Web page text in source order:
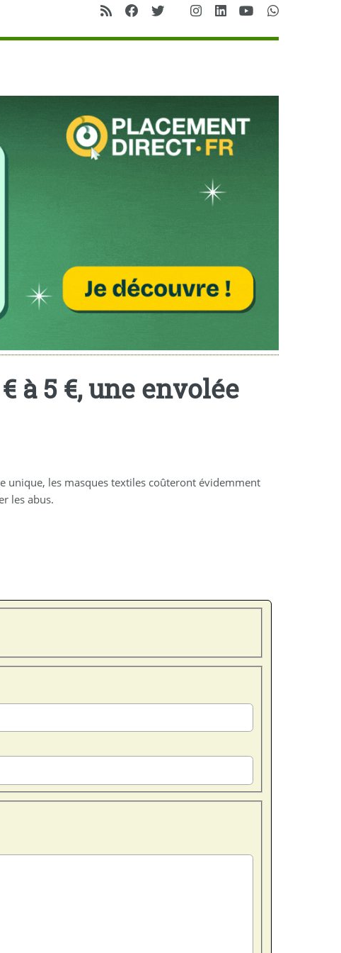
à 5 €, une envolée
unique, les masques textiles coûteront évidemment
les abus.